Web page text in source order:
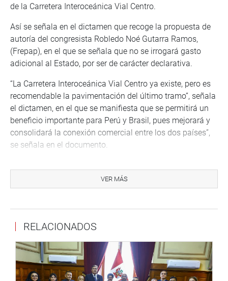
de la Carretera Interoceánica Vial Centro.
Así se señala en el dictamen que recoge la propuesta de
autoría del congresista Robledo Noé Gutarra Ramos,
(Frepap), en el que se señala que no se irrogará gasto
adicional al Estado, por ser de carácter declarativa.
“La Carretera Interoceánica Vial Centro ya existe, pero es
recomendable la pavimentación del último tramo”, señala
el dictamen, en el que se manifiesta que se permitirá un
beneficio importante para Perú y Brasil, pues mejorará y
consolidará la conexión comercial entre los dos países”,
se señala en el documento.
Comunicaciones, Luis Simeón Hurtado (AP), se hizo una
nueva consulta a la asamblea para exonerar la iniciativa
expedito para ser promulgado por el Poder Ejecutivo.
Durante la sustentación del proyecto, Simeón Hurtado
manifestó que la inversión en infraestructura vial es
necesaria, porque permite la colectividad de la población,
VER MÁS
RELACIONADOS